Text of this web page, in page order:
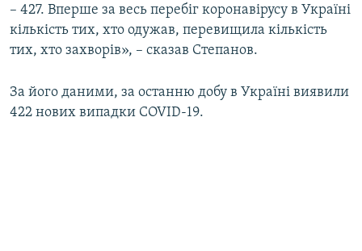
– 427. Вперше за весь перебіг коронавірусу в Україні
кількість тих, хто одужав, перевищила кількість
тих, хто захворів», – сказав Степанов.
За його даними, за останню добу в Україні виявили
422 нових випадки COVID-19.